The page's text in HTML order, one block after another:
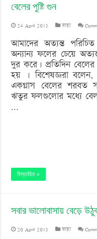
বেলের পুষ্টি গুন
24 April 2013 স্বাস্থ্য
আমাদের অত্যন্ত
অন্যান্য ফলের চেয়ে
দুর করে। প্রতিদিন
হয় । বিশেষজ্ঞরা বলেন,
একগ্লাস বেলের শরবত
ঋতুর ফলগুলোর মধ্যে বেল
…
বিস্তারিত »
সবার ভালোবাসায় বেড়ে
20 April 2013 স্বাস্থ্য